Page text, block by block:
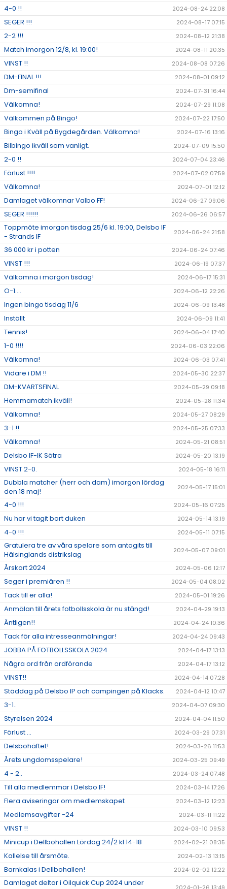
4-0 !! 2024-08-24 22:08
SEGER !!! 2024-08-17 07:15
2-2 !!! 2024-08-12 21:38
Match imorgon 12/8, kl. 19:00! 2024-08-11 20:35
VINST !! 2024-08-08 07:26
DM-FINAL !!! 2024-08-01 09:12
Dm-semifinal 2024-07-31 16:44
Välkomna! 2024-07-29 11:08
Välkommen på Bingo! 2024-07-22 17:50
Bingo i Kväll på Bygdegården. Välkomna! 2024-07-16 13:16
Bilbingo ikväll som vanligt. 2024-07-09 15:50
2-0 !! 2024-07-04 23:46
Förlust !!!! 2024-07-02 07:59
Välkomna! 2024-07-01 12:12
Damlaget välkomnar Valbo FF! 2024-06-27 09:06
SEGER !!!!!! 2024-06-26 06:57
Toppmöte imorgon tisdag 25/6 kl. 19:00, Delsbo IF
- Strands IF
2024-06-24 21:58
36 000 kr i potten 2024-06-24 07:46
VINST !!! 2024-06-19 07:37
Välkomna i morgon tisdag! 2024-06-17 15:31
O-1.... 2024-06-12 22:26
Ingen bingo tisdag 11/6 2024-06-09 13:48
Inställt 2024-06-09 11:41
Tennis! 2024-06-04 17:40
1-0 !!!! 2024-06-03 22:06
Välkomna! 2024-06-03 07:41
Vidare i DM !! 2024-05-30 22:37
DM-KVARTSFINAL 2024-05-29 09:18
Hemmamatch ikväll! 2024-05-28 11:34
Välkomna! 2024-05-27 08:29
3-1 !! 2024-05-25 07:33
Välkomna! 2024-05-21 08:51
Delsbo IF-IK Sätra 2024-05-20 13:19
VINST 2-0. 2024-05-18 16:11
Dubbla matcher (herr och dam) imorgon lördag
den 18 maj!
2024-05-17 15:01
4-0 !!! 2024-05-16 07:25
Nu har vi tagit bort duken 2024-05-14 13:19
4-0 !!! 2024-05-11 07:15
Gratulera tre av våra spelare som antagits till
Hälsinglands distrikslag
2024-05-07 09:01
Årskort 2024 2024-05-06 12:17
Seger i premiären !! 2024-05-04 08:02
Tack till er alla! 2024-05-01 19:26
Anmälan till årets fotbollsskola är nu stängd! 2024-04-29 19:13
Äntligen!! 2024-04-24 10:36
Tack för alla intresseanmälningar! 2024-04-24 09:43
JOBBA PÅ FOTBOLLSSKOLA 2024 2024-04-17 13:13
Några ord från ordförande 2024-04-17 13:12
VINST!! 2024-04-14 07:28
Städdag på Delsbo IP och campingen på Klacks. 2024-04-12 10:47
3-1.. 2024-04-07 09:30
Styrelsen 2024 2024-04-04 11:50
Förlust ... 2024-03-29 07:31
Delsbohäftet! 2024-03-26 11:53
Årets ungdomsspelare! 2024-03-25 09:49
4 - 2.. 2024-03-24 07:48
Till alla medlemmar i Delsbo IF! 2024-03-14 17:26
Flera aviseringar om medlemskapet 2024-03-12 12:23
Medlemsavgifter -24 2024-03-11 11:22
VINST !! 2024-03-10 09:53
Minicup i Dellbohallen Lördag 24/2 kl 14-18 2024-02-21 08:35
Kallelse till årsmöte. 2024-02-13 13:15
Barnkalas i Dellbohallen! 2024-02-02 12:22
Damlaget deltar i Oilquick Cup 2024 under